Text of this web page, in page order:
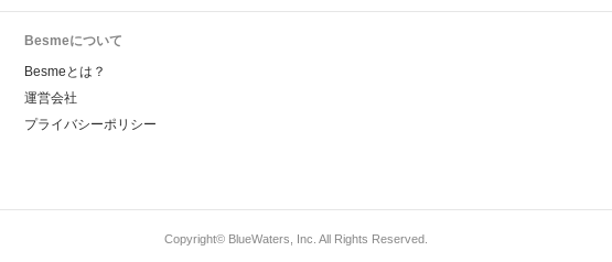
Besmeについて
Besmeとは？
運営会社
プライバシーポリシー
Copyright© BlueWaters, Inc. All Rights Reserved.